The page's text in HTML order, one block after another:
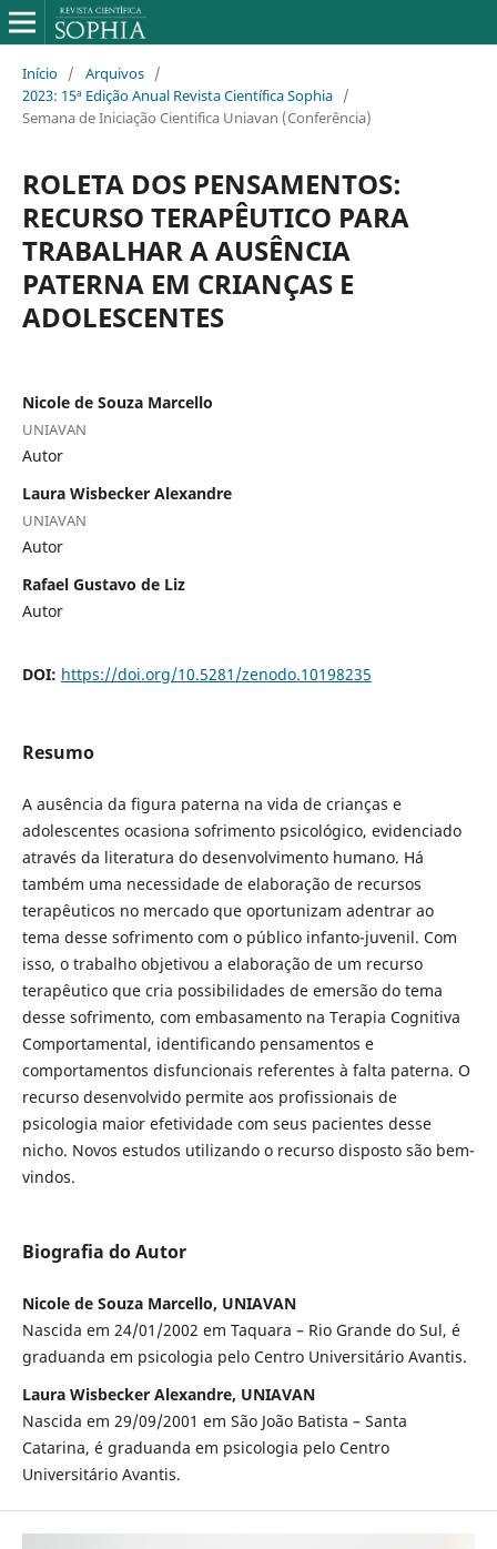
Início / Arquivos /
2023: 15ª Edição Anual Revista Científica Sophia /
Semana de Iniciação Cientifica Uniavan (Conferência)
ROLETA DOS PENSAMENTOS:
RECURSO TERAPÊUTICO PARA
TRABALHAR A AUSÊNCIA
PATERNA EM CRIANÇAS E
ADOLESCENTES
Nicole de Souza Marcello
UNIAVAN
Autor
Laura Wisbecker Alexandre
UNIAVAN
Autor
Rafael Gustavo de Liz
Autor
DOI: https://doi.org/10.5281/zenodo.10198235
Resumo
A ausência da figura paterna na vida de crianças e
adolescentes ocasiona sofrimento psicológico, evidenciado
através da literatura do desenvolvimento humano. Há
também uma necessidade de elaboração de recursos
terapêuticos no mercado que oportunizam adentrar ao
tema desse sofrimento com o público infanto-juvenil. Com
isso, o trabalho objetivou a elaboração de um recurso
terapêutico que cria possibilidades de emersão do tema
desse sofrimento, com embasamento na Terapia Cognitiva
Comportamental, identificando pensamentos e
comportamentos disfuncionais referentes à falta paterna. O
recurso desenvolvido permite aos profissionais de
psicologia maior efetividade com seus pacientes desse
nicho. Novos estudos utilizando o recurso disposto são bem-
vindos.
Biografia do Autor
Nicole de Souza Marcello, UNIAVAN
Nascida em 24/01/2002 em Taquara – Rio Grande do Sul, é
graduanda em psicologia pelo Centro Universitário Avantis.
Laura Wisbecker Alexandre, UNIAVAN
Nascida em 29/09/2001 em São João Batista – Santa
Catarina, é graduanda em psicologia pelo Centro
Universitário Avantis.